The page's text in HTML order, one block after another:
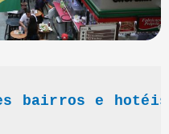
bairros e hotéis